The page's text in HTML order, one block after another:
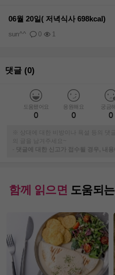
06월 20일( 저녁식사 698kcal)
0 1
sun^^
댓글 (0)
도움됐어요
0
응원해요
0
궁금
0
※ 상대에 대한 비방이나 욕설 등의 댓
의 글을 남겨주세요~
-
댓글에 대한 신고가 접수될 경우, 내
함께 읽으면 도움되